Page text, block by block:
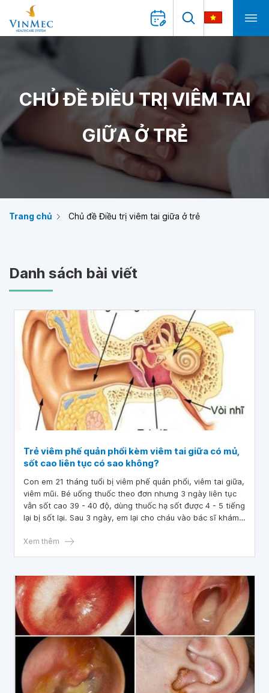
CHỦ ĐỀ ĐIỀU TRỊ VIÊM TAI
GIỮA Ở TRẺ
Trang chủ Chủ đề Điều trị viêm tai giữa ở trẻ
Danh sách bài viết
Trẻ viêm phế quản phổi kèm viêm tai giữa có mủ,
sốt cao liên tục có sao không?
Con em 21 tháng tuổi bị viêm phế quản phổi, viêm tai giữa,
viêm mũi. Bé uống thuốc theo đơn nhưng 3 ngày liên tục
vẫn sốt cao 39 - 40 độ, dùng thuốc hạ sốt được 4 - 5 tiếng
lại bị sốt lại. Sau 3 ngày, em lại cho cháu vào bác sĩ khám
hôm trước (có mủ và sưng tấy trong tai), nhập viện điều trị
sĩ cho em hỏi trẻ viêm phế quản phổi kèm viêm tai giữa có
mủ, sốt cao liên tục có sao không ạ? Cảm ơn bác sĩ tư
vấn.
Xem thêm